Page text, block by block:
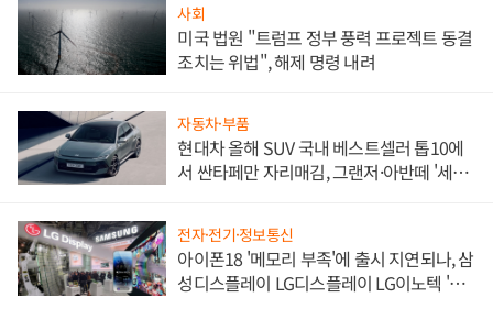
사회
미국 법원 "트럼프 정부 풍력 프로젝트 동결
조치는 위법", 해제 명령 내려
자동차·부품
현대차 올해 SUV 국내 베스트셀러 톱10에
서 싼타페만 자리매김, 그랜저·아반떼 '세단
전자·전기·정보통신
아이폰18 '메모리 부족'에 출시 지연되나, 삼
성디스플레이 LG디스플레이 LG이노텍 '탈